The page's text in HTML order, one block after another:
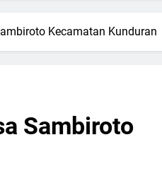
Kecamatan Kunduran
Sambiroto